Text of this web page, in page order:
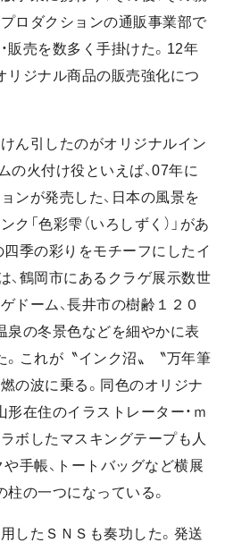
ロダクションの通販事業部で
販売を数多く手掛けた。12年
リジナル商品の販売強化につ
ん引したのがオリジナルイン
の火付け役といえば、07年に
ンが発売した、日本の風景を
「色彩雫（いろしずく）」があ
四季の彩りをモチーフにしたイ
、鶴岡市にあるクラゲ展示数世
ドーム、長井市の樹齢１２０
泉の冬景色などを細やかに表
。これが〝インク沼〟〝万年筆
の波に乗る。同色のオリジナ
形在住のイラストレーター・ｍ
ボしたマスキングテープも人
や手帳、トートバッグなど横展
柱の一つになっている。
したＳＮＳも奏功した。発送